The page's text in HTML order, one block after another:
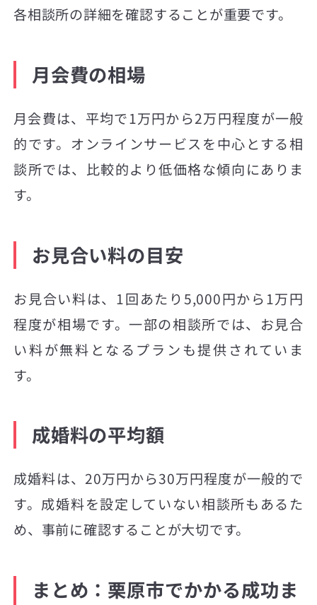
各相談所の詳細を確認することが重要です。
月会費の相場
月会費は、平均で1万円から2万円程度が一般
的です。オンラインサービスを中心とする相
談所では、比較的より低価格な傾向にありま
す。
お見合い料の目安
お見合い料は、1回あたり5,000円から1万円
程度が相場です。一部の相談所では、お見合
い料が無料となるプランも提供されていま
す。
成婚料の平均額
成婚料は、20万円から30万円程度が一般的で
す。成婚料を設定していない相談所もあるた
め、事前に確認することが大切です。
まとめ：栗原市でかかる成功ま